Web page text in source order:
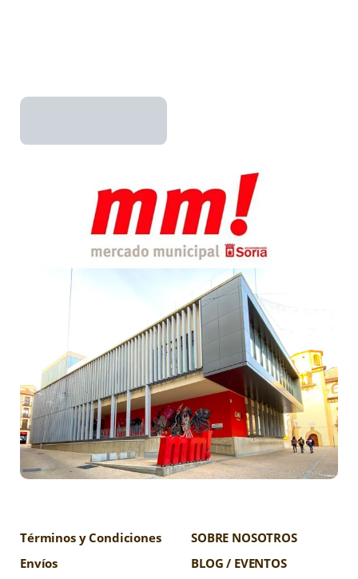
Términos y Condiciones
Envíos
SOBRE NOSOTROS
BLOG / EVENTOS